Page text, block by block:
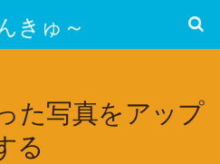
きゅ～
た写真をアップ
る